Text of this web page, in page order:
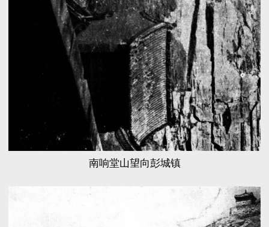
南响堂山望向彭城镇